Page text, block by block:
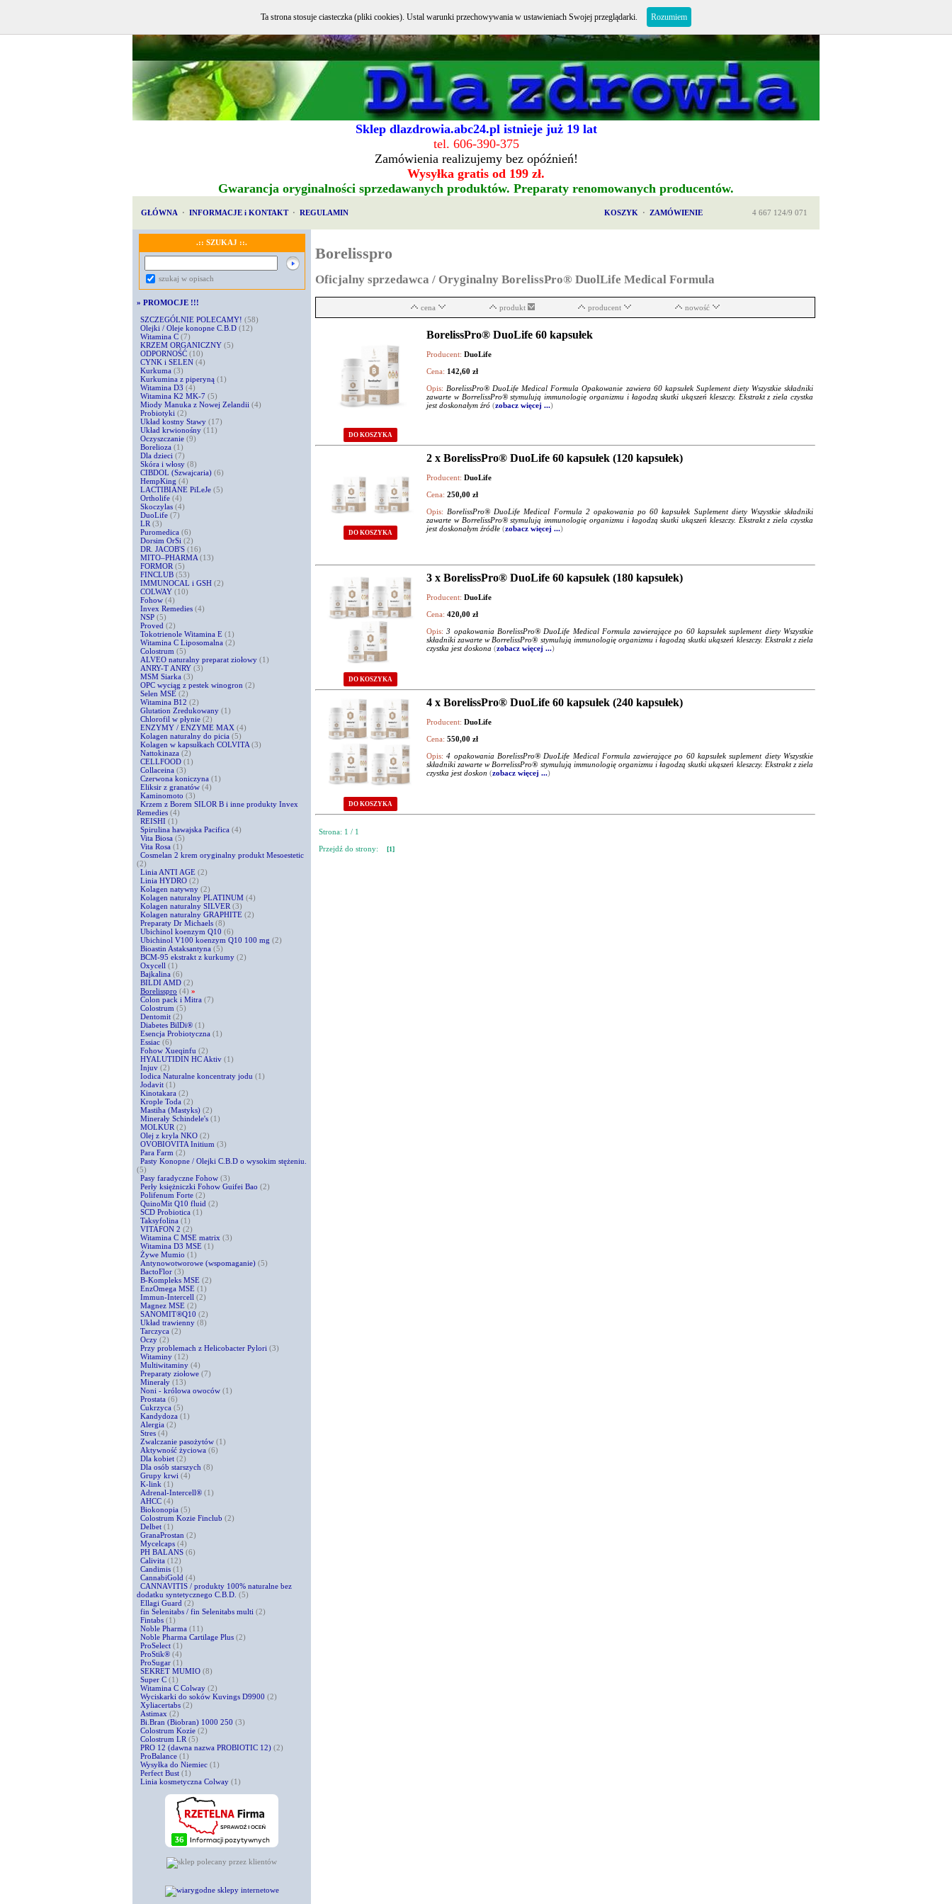
Sklep dlazdrowia.abc24.pl istnieje już 19 lat
tel. 606-390-375
Zamówienia realizujemy bez opóźnień!
Wysyłka gratis od 199 zł.
Gwarancja oryginalności sprzedawanych produktów. Preparaty renomowanych producentów.
GŁÓWNA · INFORMACJE i KONTAKT · REGULAMIN KOSZYK · ZAMÓWIENIE 4 667 124/9 071
.:: SZUKAJ ::.
szukaj w opisach
» PROMOCJE !!!
SZCZEGÓLNIE POLECAMY! (58)
Olejki / Oleje konopne C.B.D (12)
Witamina C (7)
KRZEM ORGANICZNY (5)
ODPORNOŚĆ (10)
CYNK i SELEN (4)
Kurkuma (3)
Kurkumina z piperyną (1)
Witamina D3 (4)
Witamina K2 MK-7 (5)
Miody Manuka z Nowej Zelandii (4)
Probiotyki (2)
Układ kostny Stawy (17)
Układ krwionośny (11)
Oczyszczanie (9)
Borelioza (1)
Dla dzieci (7)
Skóra i włosy (8)
CIBDOL (Szwajcaria) (6)
HempKing (4)
LACTIBIANE PiLeJe (5)
Ortholife (4)
Skoczylas (4)
DuoLife (7)
LR (3)
Puromedica (6)
Dorsim OrSi (2)
DR. JACOB'S (16)
MITO–PHARMA (13)
FORMOR (5)
FINCLUB (53)
IMMUNOCAL i GSH (2)
COLWAY (10)
Fohow (4)
Invex Remedies (4)
NSP (5)
Proved (2)
Tokotrienole Witamina E (1)
Witamina C Liposomalna (2)
Colostrum (5)
ALVEO naturalny preparat ziołowy (1)
ANRY-T ANRY (3)
MSM Siarka (3)
OPC wyciąg z pestek winogron (2)
Selen MSE (2)
Witamina B12 (2)
Glutation Zredukowany (1)
Chlorofil w płynie (2)
ENZYMY / ENZYME MAX (4)
Kolagen naturalny do picia (5)
Kolagen w kapsułkach COLVITA (3)
Nattokinaza (2)
CELLFOOD (1)
Collaceina (3)
Czerwona koniczyna (1)
Eliksir z granatów (4)
Kaminomoto (3)
Krzem z Borem SILOR B i inne produkty Invex
Remedies (4)
REISHI (1)
Spirulina hawajska Pacifica (4)
Vita Biosa (5)
Vita Rosa (1)
Cosmelan 2 krem oryginalny produkt Mesoestetic
(2)
Linia ANTI AGE (2)
Linia HYDRO (2)
Kolagen natywny (2)
Kolagen naturalny PLATINUM (4)
Kolagen naturalny SILVER (3)
Kolagen naturalny GRAPHITE (2)
Preparaty Dr Michaels (8)
Ubichinol koenzym Q10 (6)
Ubichinol V100 koenzym Q10 100 mg (2)
Bioastin Astaksantyna (5)
BCM-95 ekstrakt z kurkumy (2)
Oxycell (1)
Bajkalina (6)
BILDI AMD (2)
Borelisspro (4) »
Colon pack i Mitra (7)
Colostrum (5)
Dentomit (2)
Diabetes BilDi® (1)
Esencja Probiotyczna (1)
Essiac (6)
Fohow Xueqinfu (2)
HYALUTIDIN HC Aktiv (1)
Injuv (2)
Iodica Naturalne koncentraty jodu (1)
Jodavit (1)
Kinotakara (2)
Krople Toda (2)
Mastiha (Mastyks) (2)
Minerały Schindele's (1)
MOLKUR (2)
Olej z kryla NKO (2)
OVOBIOVITA Initium (3)
Para Farm (2)
Pasty Konopne / Olejki C.B.D o wysokim stężeniu.
(5)
Pasy faradyczne Fohow (3)
Perły księżniczki Fohow Guifei Bao (2)
Polifenum Forte (2)
QuinoMit Q10 fluid (2)
SCD Probiotica (1)
Taksyfolina (1)
VITAFON 2 (2)
Witamina C MSE matrix (3)
Witamina D3 MSE (1)
Żywe Mumio (1)
Antynowotworowe (wspomaganie) (5)
BactoFlor (3)
B-Kompleks MSE (2)
EnzOmega MSE (1)
Immun-Intercell (2)
Magnez MSE (2)
SANOMIT®Q10 (2)
Układ trawienny (8)
Tarczyca (2)
Oczy (2)
Przy problemach z Helicobacter Pylori (3)
Witaminy (12)
Multiwitaminy (4)
Preparaty ziołowe (7)
Minerały (13)
Noni - królowa owoców (1)
Prostata (6)
Cukrzyca (5)
Kandydoza (1)
Alergia (2)
Stres (4)
Zwalczanie pasożytów (1)
Aktywność życiowa (6)
Dla kobiet (2)
Dla osób starszych (8)
Grupy krwi (4)
K-link (1)
Adrenal-Intercell® (1)
AHCC (4)
Biokonopia (5)
Colostrum Kozie Finclub (2)
Delbet (1)
GranaProstan (2)
Mycelcaps (4)
PH BALANS (6)
Calivita (12)
Candimis (1)
CannabiGold (4)
CANNAVITIS / produkty 100% naturalne bez
dodatku syntetycznego C.B.D. (5)
Ellagi Guard (2)
fin Selenitabs / fin Selenitabs multi (2)
Fintabs (1)
Noble Pharma (11)
Noble Pharma Cartilage Plus (2)
ProSelect (1)
ProStik® (4)
ProSugar (1)
SEKRET MUMIO (8)
Super C (1)
Witamina C Colway (2)
Wyciskarki do soków Kuvings D9900 (2)
Xyliacertabs (2)
Astimax (2)
Bi.Bran (Biobran) 1000 250 (3)
Colostrum Kozie (2)
Colostrum LR (5)
PRO 12 (dawna nazwa PROBIOTIC 12) (2)
ProBalance (1)
Wysyłka do Niemiec (1)
Perfect Bust (1)
Linia kosmetyczna Colway (1)
Borelisspro
Oficjalny sprzedawca / Oryginalny BorelissPro® DuolLife Medical Formula
cena produkt producent nowość
DO KOSZYKA
BorelissPro® DuoLife 60 kapsułek
Producent: DuoLife
Cena: 142,60 zł
Opis: BorelissPro® DuoLife Medical Formula Opakowanie zawiera 60 kapsułek Suplement diety Wszystkie składniki
zawarte w BorrelissPro® stymulują immunologię organizmu i łagodzą skutki ukąszeń kleszczy. Ekstrakt z ziela czystka
jest doskonałym źró (zobacz więcej ...)
DO KOSZYKA
2 x BorelissPro® DuoLife 60 kapsułek (120 kapsułek)
Producent: DuoLife
Cena: 250,00 zł
Opis: BorelissPro® DuoLife Medical Formula 2 opakowania po 60 kapsułek Suplement diety Wszystkie składniki
zawarte w BorrelissPro® stymulują immunologię organizmu i łagodzą skutki ukąszeń kleszczy. Ekstrakt z ziela czystka
jest doskonałym źródłe (zobacz więcej ...)
DO KOSZYKA
3 x BorelissPro® DuoLife 60 kapsułek (180 kapsułek)
Producent: DuoLife
Cena: 420,00 zł
Opis: 3 opakowania BorelissPro® DuoLife Medical Formula zawierające po 60 kapsułek suplement diety Wszystkie
składniki zawarte w BorrelissPro® stymulują immunologię organizmu i łagodzą skutki ukąszeń kleszczy. Ekstrakt z ziela
czystka jest doskona (zobacz więcej ...)
DO KOSZYKA
4 x BorelissPro® DuoLife 60 kapsułek (240 kapsułek)
Producent: DuoLife
Cena: 550,00 zł
Opis: 4 opakowania BorelissPro® DuoLife Medical Formula zawierające po 60 kapsułek suplement diety Wszystkie
składniki zawarte w BorrelissPro® stymulują immunologię organizmu i łagodzą skutki ukąszeń kleszczy. Ekstrakt z ziela
czystka jest doskon (zobacz więcej ...)
Strona: 1 / 1
Przejdź do strony:
[1]
Ta strona stosuje ciasteczka (pliki cookies). Ustal warunki przechowywania w ustawieniach Swojej przeglądarki. Rozumiem